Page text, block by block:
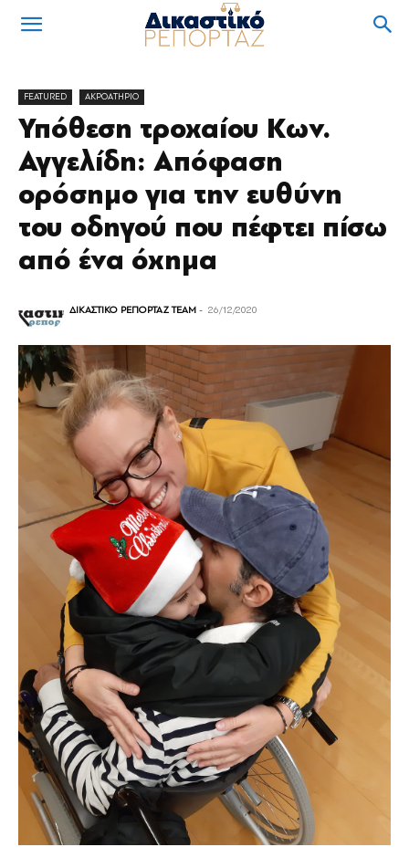
FEATURED ΑΚΡΟΑΤΗΡΙΟ
Υπόθεση τροχαίου Κων.
Αγγελίδη: Απόφαση
ορόσημο για την ευθύνη
του οδηγού που πέφτει πίσω
από ένα όχημα
ΔΙΚΑΣΤΙΚΟ ΡΕΠΟΡΤΑΖ TEAM - 26/12/2020